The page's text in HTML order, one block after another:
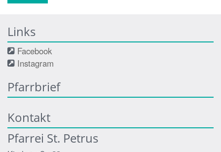
Links
Facebook
Instagram
Pfarrbrief
Kontakt
Pfarrei St. Petrus